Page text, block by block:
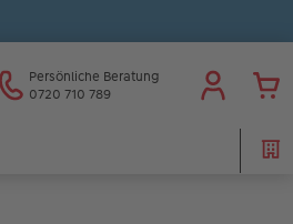
Persönliche Beratung
0720 710 789